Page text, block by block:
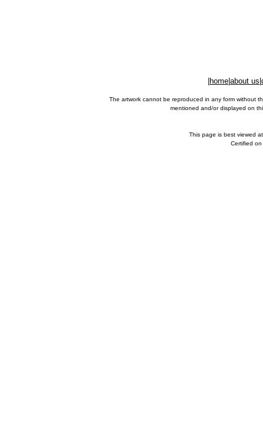
home about us
The artwork cannot be reproduced in any form without
mentioned and/or displayed on
This page is best viewed
Certified on